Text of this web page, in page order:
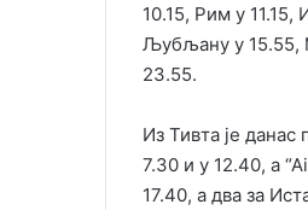
10.15, Рим у
Љубљану у 15.55,
23.55.
Из Тивта је
7.30 и у 12.40, а
17.40, а два за